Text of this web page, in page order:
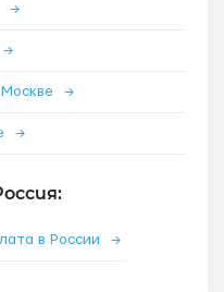
→
→
→
→
в России →